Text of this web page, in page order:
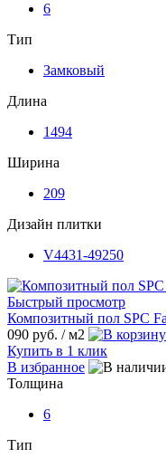
6
Тип
Замковый
Длина
1494
Ширина
209
Дизайн плитки
V4431-49250
Быстрый просмотр
Композитный пол SPC
090 руб. / м2
Купить в 1 клик
В избранное
Толщина
6
Тип